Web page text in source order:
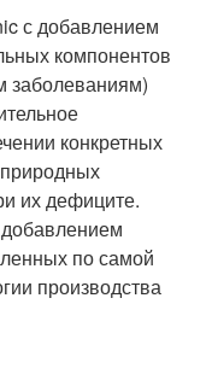
с добавлением
компонентов
заболеваниям)
конкретных
их дефиците.
по самой
производства